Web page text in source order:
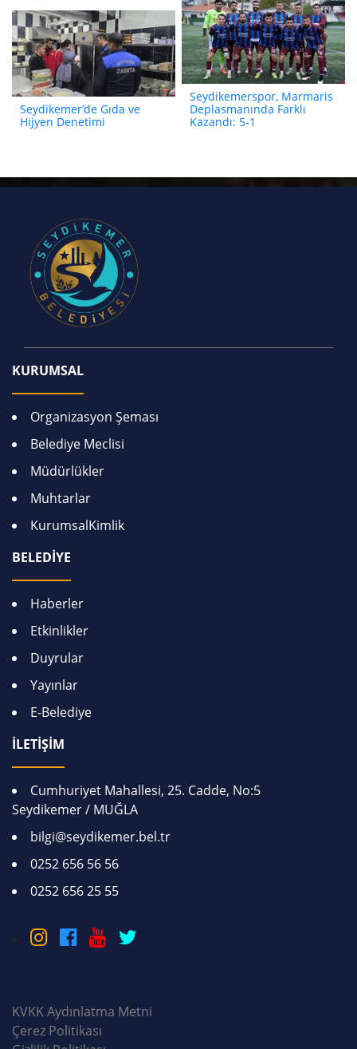
Seydikemerspor, Marmaris
Deplasmanında Farklı
Kazandı: 5-1
Seydikemer’de Gıda ve
Hijyen Denetimi
KURUMSAL
Organizasyon Şeması
Belediye Meclisi
Müdürlükler
Muhtarlar
KurumsalKimlik
BELEDİYE
Haberler
Etkinlikler
Duyrular
Yayınlar
E-Belediye
İLETİŞİM
Cumhuriyet Mahallesi, 25. Cadde, No:5
Seydikemer / MUĞLA
bilgi@seydikemer.bel.tr
0252 656 56 56
0252 656 25 55
KVKK Aydınlatma Metni
Çerez Politikası